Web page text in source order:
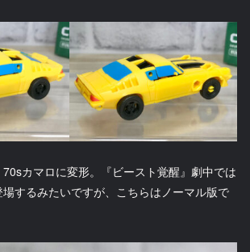
70sカマロに変形。『ビースト覚醒』劇中では
するみたいですが、こちらはノーマル版で